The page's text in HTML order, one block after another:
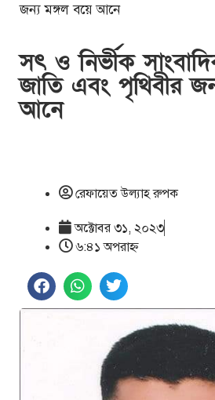
জন্য মঙ্গল বয়ে আনে
সৎ ও নির্ভীক
জাতি এবং পৃথিবীর
আনে
রেফায়েত উল্যাহ রুপক
অক্টোবর ৩১, ২০২৩
৬:৪১ অপরাহ্ণ